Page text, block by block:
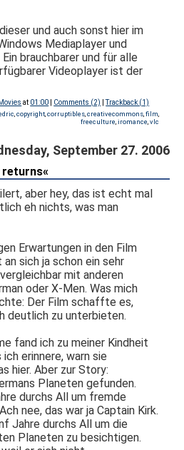
und auch sonst hier im
Mediaplayer und
brauchbarer und für alle
Videoplayer ist der
Movies at 01:00 Comments (2) |Trackback (1)
copyright, corruptibles, creativecommons, film
freeculture iromance vlc
September 27. 2006
returns«
aber hey, das ist echt mal
eh nichts, was man
Erwartungen in den Film
sich ja schon ein sehr
mit anderen
oder X-Men. Was mich
Der Film schaffte es,
deutlich zu unterbieten.
fand ich zu meiner Kindheit
erinnere, warn sie
hier. Aber zur Story:
Planeten gefunden.
durchs All um fremde
nee, das war ja Captain Kirk.
Jahre durchs All um die
Planeten zu besichtigen.